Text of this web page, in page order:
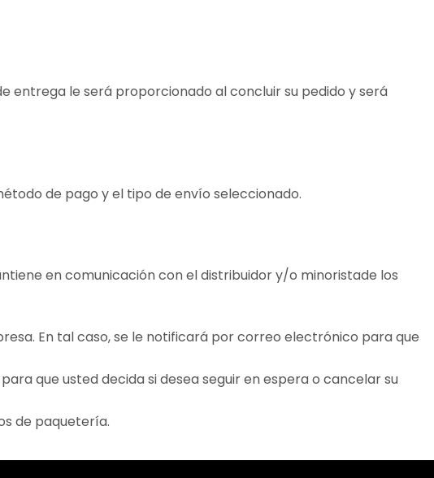
entrega le será proporcionado al concluir su pedido y será
de pago y el tipo de envío seleccionado.
en comunicación con el distribuidor y/o minoristade los
En tal caso, se le notificará por correo electrónico para que
que usted decida si desea seguir en espera o cancelar su
de paquetería.